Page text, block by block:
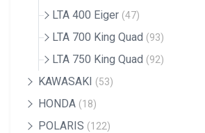
LTA 400 Eiger (47)
LTA 700 King Quad (93)
LTA 750 King Quad (92)
KAWASAKI (53)
HONDA (18)
POLARIS (122)